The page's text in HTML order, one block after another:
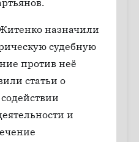
назначили
судебную
против неё
статьи о
и